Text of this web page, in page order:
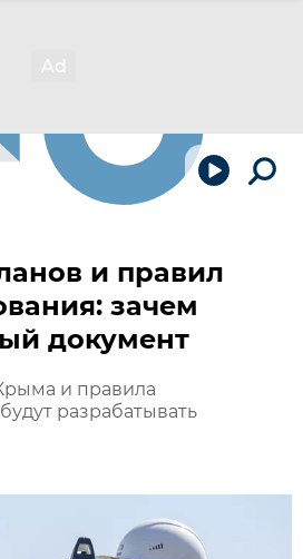
и правил
зачем
документ
и правила
разрабатывать